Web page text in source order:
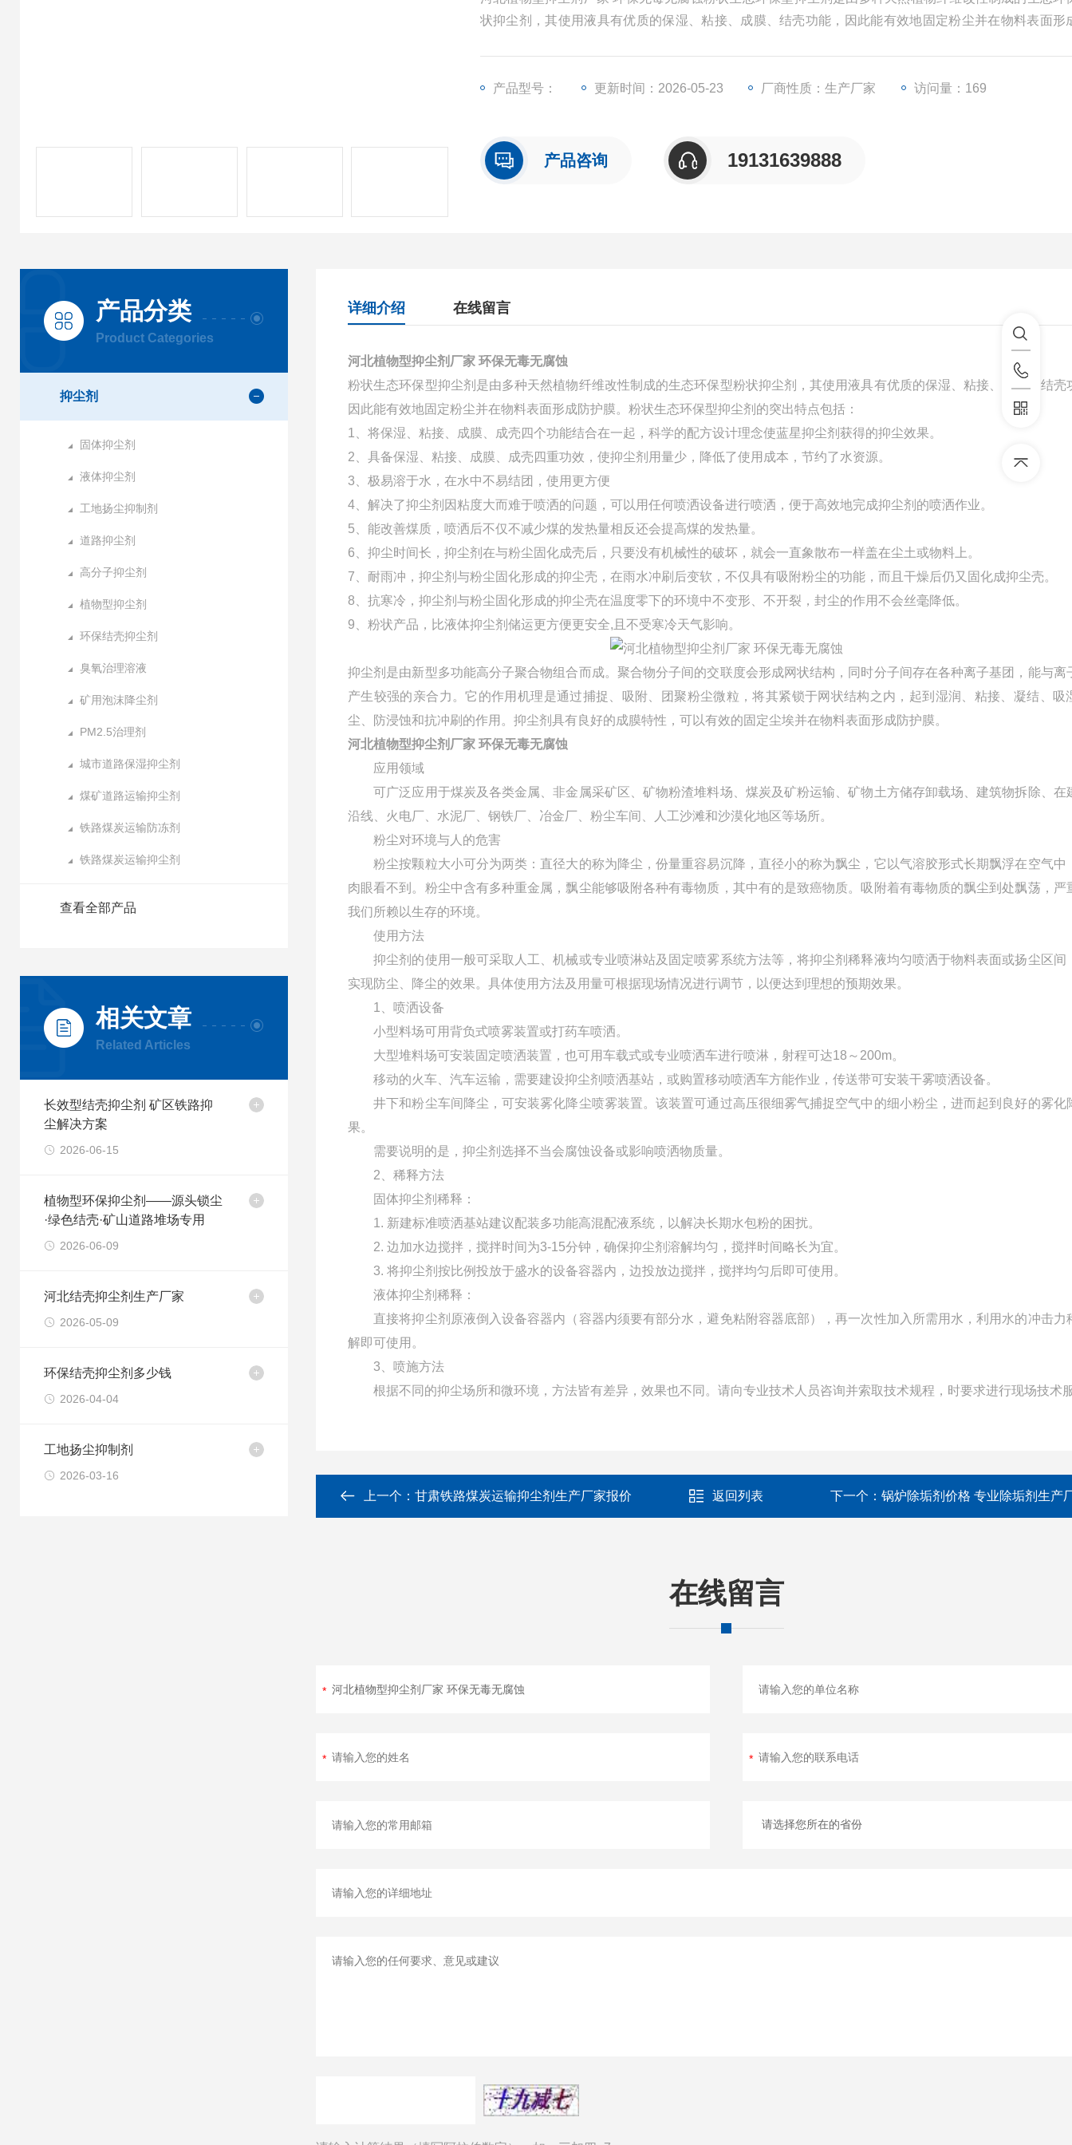
状抑尘剂，其使用液具有优质的保湿、粘接、成膜、结壳功能，因此能有效地固定粉尘并在物料表面形
产品型号： 更新时间：2026-05-23 厂商性质：生产厂家 访问量：169
产品咨询 19131639888
产品分类
Product Categories
抑尘剂
固体抑尘剂
液体抑尘剂
工地扬尘抑制剂
道路抑尘剂
高分子抑尘剂
植物型抑尘剂
环保结壳抑尘剂
臭氧治理溶液
矿用泡沫降尘剂
PM2.5治理剂
城市道路保湿抑尘剂
煤矿道路运输抑尘剂
铁路煤炭运输防冻剂
铁路煤炭运输抑尘剂
查看全部产品
相关文章
Related Articles
长效型结壳抑尘剂 矿区铁路抑
尘解决方案
2026-06-15
植物型环保抑尘剂——源头锁尘
·绿色结壳·矿山道路堆场专用
2026-06-09
河北结壳抑尘剂生产厂家
2026-05-09
环保结壳抑尘剂多少钱
2026-04-04
工地扬尘抑制剂
2026-03-16
详细介绍 在线留言
河北植物型抑尘剂厂家 环保无毒无腐蚀
粉状生态环保型抑尘剂是由多种天然植物纤维改性制成的生态环保型粉状抑尘剂，其使用液具有优质的保湿、粘接、成膜、结壳
因此能有效地固定粉尘并在物料表面形成防护膜。粉状生态环保型抑尘剂的突出特点包括：
1、将保湿、粘接、成膜、成壳四个功能结合在一起，科学的配方设计理念使蓝星抑尘剂获得的抑尘效果。
2、具备保湿、粘接、成膜、成壳四重功效，使抑尘剂用量少，降低了使用成本，节约了水资源。
3、极易溶于水，在水中不易结团，使用更方便
4、解决了抑尘剂因粘度大而难于喷洒的问题，可以用任何喷洒设备进行喷洒，便于高效地完成抑尘剂的喷洒作业。
5、能改善煤质，喷洒后不仅不减少煤的发热量相反还会提高煤的发热量。
6、抑尘时间长，抑尘剂在与粉尘固化成壳后，只要没有机械性的破坏，就会一直象散布一样盖在尘土或物料上。
7、耐雨冲，抑尘剂与粉尘固化形成的抑尘壳，在雨水冲刷后变软，不仅具有吸附粉尘的功能，而且干燥后仍又固化成抑尘壳。
8、抗寒冷，抑尘剂与粉尘固化形成的抑尘壳在温度零下的环境中不变形、不开裂，封尘的作用不会丝毫降低。
9、粉状产品，比液体抑尘剂储运更方便更安全,且不受寒冷天气影响。
抑尘剂是由新型多功能高分子聚合物组合而成。聚合物分子间的交联度会形成网状结构，同时分子间存在各种离子基团，能与离
产生较强的亲合力。它的作用机理是通过捕捉、吸附、团聚粉尘微粒，将其紧锁于网状结构之内，起到湿润、粘接、凝结、吸
尘、防浸蚀和抗冲刷的作用。抑尘剂具有良好的成膜特性，可以有效的固定尘埃并在物料表面形成防护膜。
河北植物型抑尘剂厂家 环保无毒无腐蚀
应用领域
可广泛应用于煤炭及各类金属、非金属采矿区、矿物粉渣堆料场、煤炭及矿粉运输、矿物土方储存卸载场、建筑物拆除、在
沿线、火电厂、水泥厂、钢铁厂、冶金厂、粉尘车间、人工沙滩和沙漠化地区等场所。
粉尘对环境与人的危害
粉尘按颗粒大小可分为两类：直径大的称为降尘，份量重容易沉降，直径小的称为飘尘，它以气溶胶形式长期飘浮在空气中
肉眼看不到。粉尘中含有多种重金属，飘尘能够吸附各种有毒物质，其中有的是致癌物质。吸附着有毒物质的飘尘到处飘荡，严
我们所赖以生存的环境。
使用方法
抑尘剂的使用一般可采取人工、机械或专业喷淋站及固定喷雾系统方法等，将抑尘剂稀释液均匀喷洒于物料表面或扬尘区间
实现防尘、降尘的效果。具体使用方法及用量可根据现场情况进行调节，以便达到理想的预期效果。
1、喷洒设备
小型料场可用背负式喷雾装置或打药车喷洒。
大型堆料场可安装固定喷洒装置，也可用车载式或专业喷洒车进行喷淋，射程可达18～200m。
移动的火车、汽车运输，需要建设抑尘剂喷洒基站，或购置移动喷洒车方能作业，传送带可安装干雾喷洒设备。
井下和粉尘车间降尘，可安装雾化降尘喷雾装置。该装置可通过高压很细雾气捕捉空气中的细小粉尘，进而起到良好的雾化
果。
需要说明的是，抑尘剂选择不当会腐蚀设备或影响喷洒物质量。
2、稀释方法
固体抑尘剂稀释：
1. 新建标准喷洒基站建议配装多功能高混配液系统，以解决长期水包粉的困扰。
2. 边加水边搅拌，搅拌时间为3-15分钟，确保抑尘剂溶解均匀，搅拌时间略长为宜。
3. 将抑尘剂按比例投放于盛水的设备容器内，边投放边搅拌，搅拌均匀后即可使用。
液体抑尘剂稀释：
直接将抑尘剂原液倒入设备容器内（容器内须要有部分水，避免粘附容器底部），再一次性加入所需用水，利用水的冲击力
解即可使用。
3、喷施方法
根据不同的抑尘场所和微环境，方法皆有差异，效果也不同。请向专业技术人员咨询并索取技术规程，时要求进行现场技术
上一个： 甘肃铁路煤炭运输抑尘剂生产厂家报价 返回列表 下一个： 锅炉除垢剂价格 专业除垢剂生产
在线留言